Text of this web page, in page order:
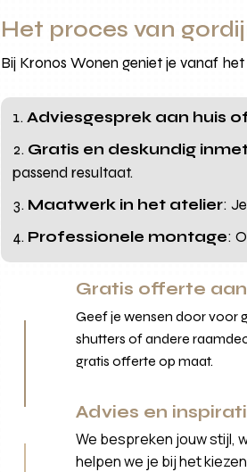
Het proces van
Bij Kronos Wonen geniet je vanaf
Adviesgesprek aan huis
Gratis en deskundig
passend resultaat.
Maatwerk in het atelier:
Professionele montage:
Gratis offerte
Geef je wensen door voor
shutters of andere
gratis offerte op maat.
Advies en
We bespreken jouw stijl,
helpen we je bij het